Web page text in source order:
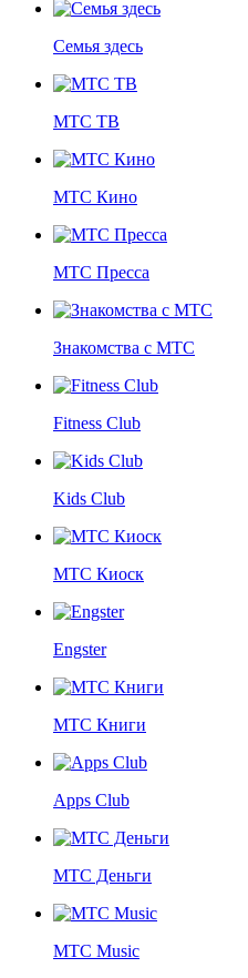
Семья здесь
МТС ТВ
МТС Кино
МТС Пресса
Знакомства с МТС
Fitness Club
Kids Club
МТС Киоск
Engster
МТС Книги
Apps Club
МТС Деньги
МТС Music